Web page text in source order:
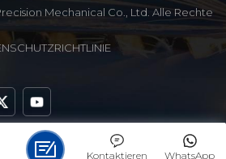
Mechanical Co., Ltd. Alle Rechte
WhatsApp
Kontaktieren